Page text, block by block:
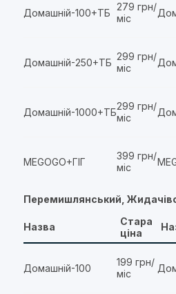
Домашній-100+ТБ
279 грн/
міс
Домашній-250+ТБ
299 грн/
міс
Домашній-1000+ТБ
299 грн/
міс
MEGOGO+ГІГ
399 грн/
міс
Перемишлянський,
Назва
Стара
ціна
Домашній-100
199 грн/
міс